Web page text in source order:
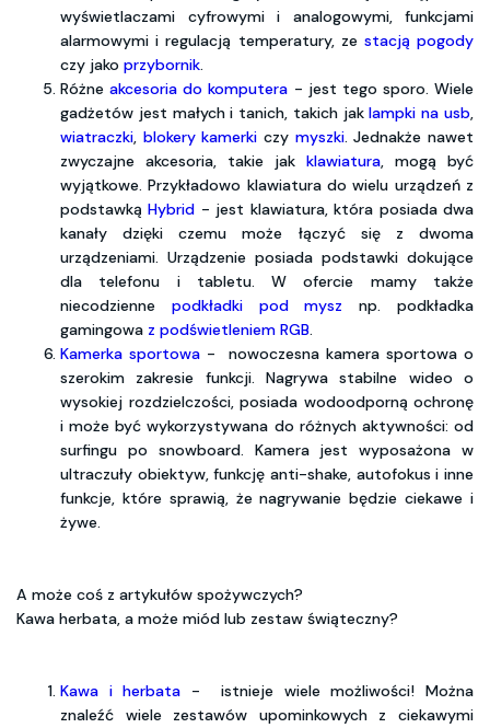
wyświetlaczami cyfrowymi i analogowymi, funkcjami
alarmowymi i regulacją temperatury, ze stacją pogody
czy jako przybornik.
Różneakcesoria do komputera - jest tego sporo. Wiele
gadżetów jest małych i tanich, takich jaklampki na usb,
wiatraczki, blokery kamerki czy myszki. Jednakże nawet
zwyczajne akcesoria, takie jak klawiatura, mogą być
wyjątkowe. Przykładowo klawiatura do wielu urządzeń z
podstawkąHybrid - jest klawiatura, która posiada dwa
kanały dzięki czemu może łączyć się z dwoma
urządzeniami. Urządzenie posiada podstawki dokujące
dla telefonu i tabletu. W ofercie mamy także
niecodzienne podkładki pod mysz np. podkładka
gamingowa z podświetleniem RGB.
Kamerka sportowa - nowoczesna kamera sportowa o
szerokim zakresie funkcji. Nagrywa stabilne wideo o
wysokiej rozdzielczości, posiada wodoodporną ochronę
i może być wykorzystywana do różnych aktywności: od
surfingu po snowboard. Kamera jest wyposażona w
ultraczuły obiektyw, funkcję anti-shake, autofokus i inne
funkcje, które sprawią, że nagrywanie będzie ciekawe i
żywe.
A może coś z artykułów spożywczych?
Kawa herbata, a może miód lub zestaw świąteczny?
Kawa i herbata - istnieje wiele możliwości! Można
znaleźć wiele zestawów upominkowych z ciekawymi